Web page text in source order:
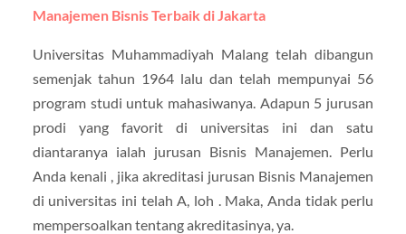
Manajemen Bisnis Terbaik di Jakarta
Universitas Muhammadiyah Malang telah dibangun
semenjak tahun 1964 lalu dan telah mempunyai 56
program studi untuk mahasiwanya. Adapun 5 jurusan
prodi yang favorit di universitas ini dan satu
diantaranya ialah jurusan Bisnis Manajemen. Perlu
Anda kenali , jika akreditasi jurusan Bisnis Manajemen
di universitas ini telah A, loh . Maka, Anda tidak perlu
mempersoalkan tentang akreditasinya, ya.